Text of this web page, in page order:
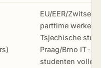
EU/EER/
parttime werken,
Tsjechische
Praag/Brno IT-
studenten